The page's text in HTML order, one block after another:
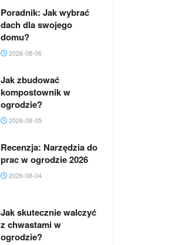
Poradnik: Jak wybrać
dach dla swojego
domu?
2026-08-06
Jak zbudować
kompostownik w
ogrodzie?
2026-08-05
Recenzja: Narzędzia do
prac w ogrodzie 2026
2026-08-04
Jak skutecznie walczyć
z chwastami w
ogrodzie?